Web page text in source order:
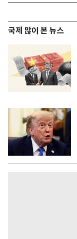
국제 많이 본 뉴스